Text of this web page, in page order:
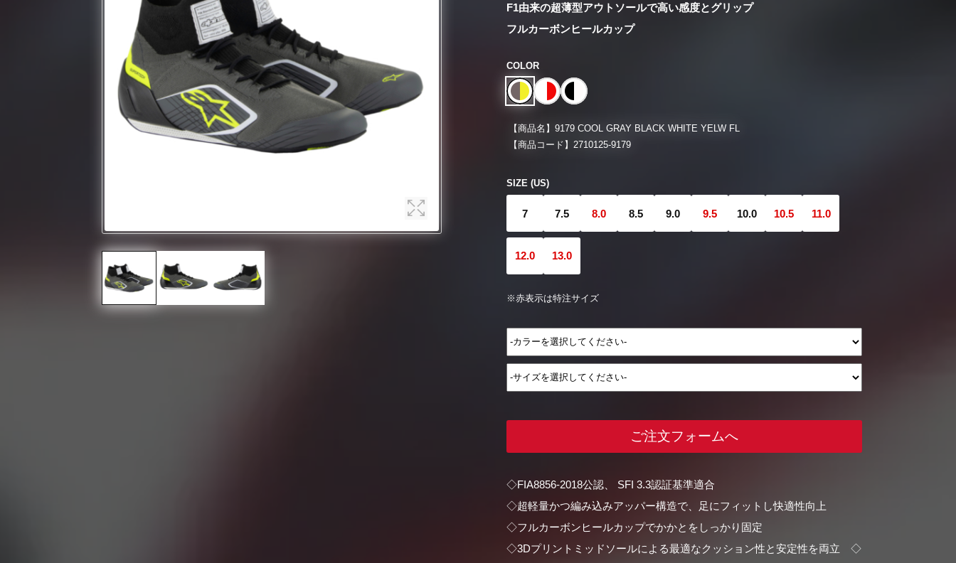
F1由来の超薄型アウトソールで高い感度とグリップ
フルカーボンヒールカップ
COLOR
【商品名】9179 COOL GRAY BLACK WHITE YELW FL
【商品コード】 2710125-9179
SIZE (US)
7 7.5 8.0 8.5 9.0 9.5 10.0 10.5 11.0
12.0 13.0
※赤表示は特注サイズ
ご注文フォームへ
◇FIA8856-2018公認、 SFI 3.3認証基準適合
◇超軽量かつ編み込みアッパー構造で、足にフィットし快適性向上
◇フルカーボンヒールカップでかかとをしっかり固定
◇3Dプリントミッドソールによる最適なクッション性と安定性を両立 ◇